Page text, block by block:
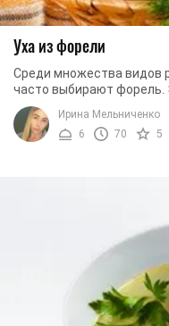
Уха из форели
Среди множества видов
часто выбирают форель.
форели получается не
Ирина Мельниченко
6
70 5